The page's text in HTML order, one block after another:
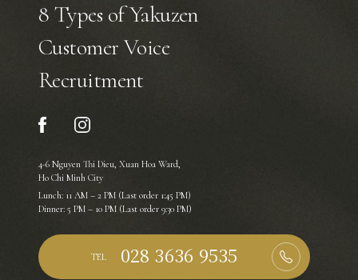
8 Types of Yakuzen
Customer Voice
Recruitment
4-6 Nguyen Thi Dieu, Xuan Hoa Ward,
Ho Chi Minh City
Lunch: 11 AM – 2 PM (Last order 1:45 PM)
Dinner: 5 PM – 10 PM (Last order 9:30 PM)
TEL